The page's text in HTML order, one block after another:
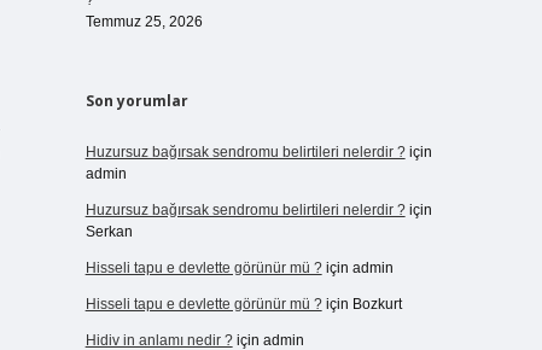
Temmuz 25, 2026
Son yorumlar
Huzursuz bağırsak sendromu belirtileri nelerdir ?için
admin
Huzursuz bağırsak sendromu belirtileri nelerdir ?için
Serkan
Hisseli tapu e devlette görünür mü ?için admin
Hisseli tapu e devlette görünür mü ?için Bozkurt
Hidiv in anlamı nedir ?için admin